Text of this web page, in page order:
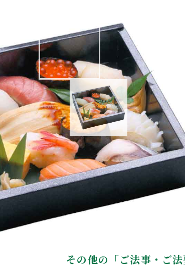
）
、自家製〆鯖、生うになど入っております。
その他の「ご法事・ご